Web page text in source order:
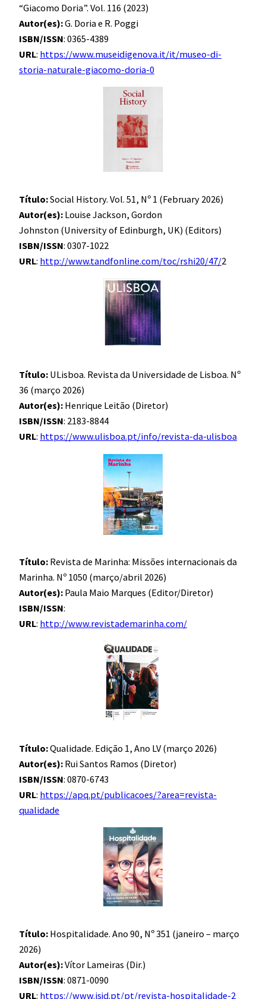
“Giacomo Doria”. Vol. 116 (2023)
Autor(es):G. Doria e R. Poggi
ISBN/ISSN: 0365-4389
URL: https://www.museidigenova.it/it/museo-di-
storia-naturale-giacomo-doria-0
Título:Social History. Vol. 51, Nº 1 (February 2026)
Autor(es): Louise Jackson, Gordon
Johnston (University of Edinburgh, UK) (Editors)
ISBN/ISSN: 0307-1022
URL: http://www.tandfonline.com/toc/rshi20/47/2
Título: ULisboa. Revista da Universidade de Lisboa. Nº
36 (março 2026)
Autor(es): Henrique Leitão (Diretor)
ISBN/ISSN: 2183-8844
URL: https://www.ulisboa.pt/info/revista-da-ulisboa
Título: Revista de Marinha: Missões internacionais da
Marinha. Nº 1050 (março/abril 2026)
Autor(es): Paula Maio Marques (Editor/Diretor)
ISBN/ISSN:
URL: http://www.revistademarinha.com/
Título:Qualidade. Edição 1, Ano LV (março 2026)
Autor(es): Rui Santos Ramos (Diretor)
ISBN/ISSN: 0870-6743
URL: https://apq.pt/publicacoes/?area=revista-
qualidade
Título: Hospitalidade. Ano 90, Nº 351 (janeiro – março
2026)
Autor(es):Vítor Lameiras (Dir.)
ISBN/ISSN: 0871-0090
URL: https://www.isjd.pt/pt/revista-hospitalidade-2